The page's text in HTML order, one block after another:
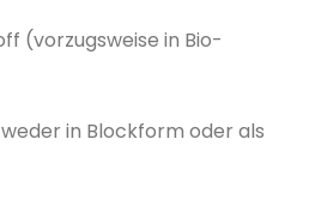
(vorzugsweise in Bio-
in Blockform oder als